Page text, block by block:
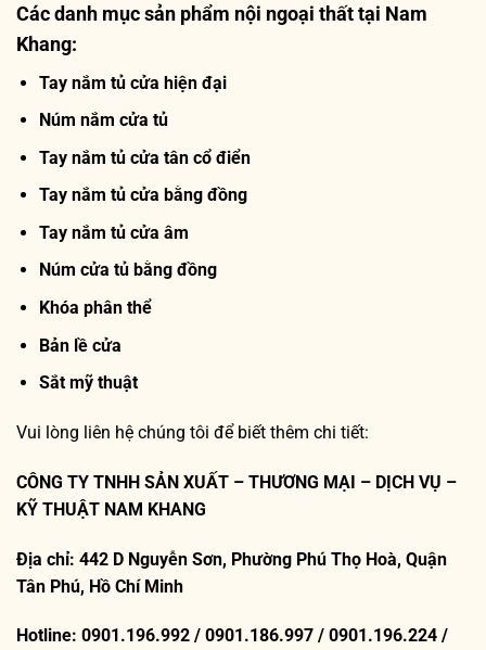
Các danh mục sản phẩm nội ngoại thất tại Nam
Khang:
Tay nắm tủ cửa hiện đại
Núm nắm cửa tủ
Tay nắm tủ cửa tân cổ điển
Tay nắm tủ cửa bằng đồng
Tay nắm tủ cửa âm
Núm cửa tủ bằng đồng
Khóa phân thể
Bản lề cửa
Sắt mỹ thuật
Vui lòng liên hệ chúng tôi để biết thêm chi tiết:
CÔNG TY TNHH SẢN XUẤT – THƯƠNG MẠI – DỊCH VỤ –
KỸ THUẬT NAM KHANG
Địa chỉ: 442 D Nguyễn Sơn, Phường Phú Thọ Hoà, Quận
Tân Phú, Hồ Chí Minh
Hotline: 0901.196.992 / 0901.186.997 / 0901.196.224 /